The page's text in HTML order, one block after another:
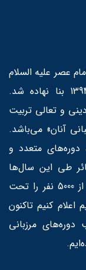
عصر علیه السلام
و بر پایه اصول بنیادین تشیع در سال 1394 بنا نهاده شد.
و تعالی تربیت
آنان» می‌باشد.
داشته است طی 9 سال، دوره‌های متعدد و
طی این سال‌ها
حدود 400 دوره آموزشی برگزار کرده و بیش از 5000 نفر را تحت
کنیم تاکنون
قالب دوره‌های مرزبانی